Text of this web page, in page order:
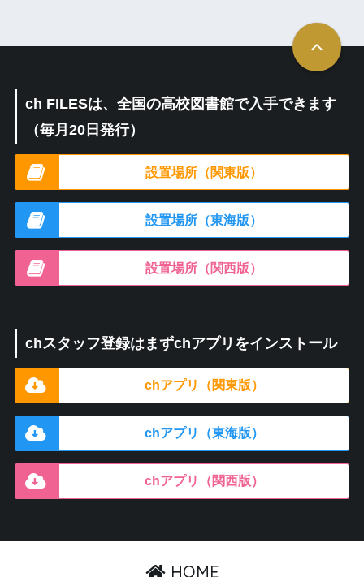
ch FILESは、全国の高校図書館で入手できます
（毎月20日発行）
設置場所（関東版）
設置場所（東海版）
設置場所（関西版）
chスタッフ登録はまずchアプリをインストール
chアプリ（関東版）
chアプリ（東海版）
chアプリ（関西版）
HOME